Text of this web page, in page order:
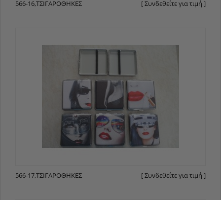
566-16,ΤΣΙΓΑΡΟΘΉΚΕΣ [ Συνδεθείτε για τιμή ]
566-17,ΤΣΙΓΑΡΟΘΉΚΕΣ [ Συνδεθείτε για τιμή ]